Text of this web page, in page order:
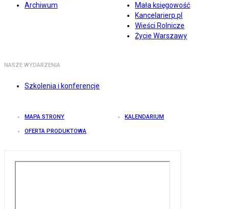
Archiwum
Mała księgowość
Kancelarierp.pl
Wieści Rolnicze
Życie Warszawy
NASZE WYDARZENIA
Szkolenia i konferencje
MAPA STRONY KALENDARIUM
OFERTA PRODUKTOWA